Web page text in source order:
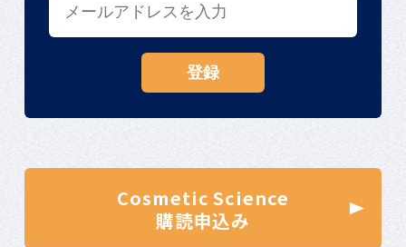
Cosmetic Science
購読申込み